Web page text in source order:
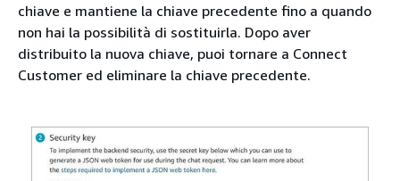
chiave e mantiene la chiave precedente fino a quando
non hai la possibilità di sostituirla. Dopo aver
distribuito la nuova chiave, puoi tornare a Connect
Customer ed eliminare la chiave precedente.